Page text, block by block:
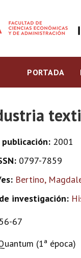
PORTADA
2001
0797-7859
Bertino,
investigación:
56-67
(1ª época)